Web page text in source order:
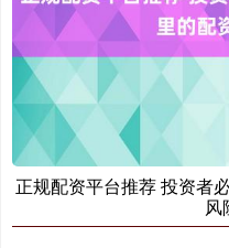
正规配资平台推荐 投资者
风